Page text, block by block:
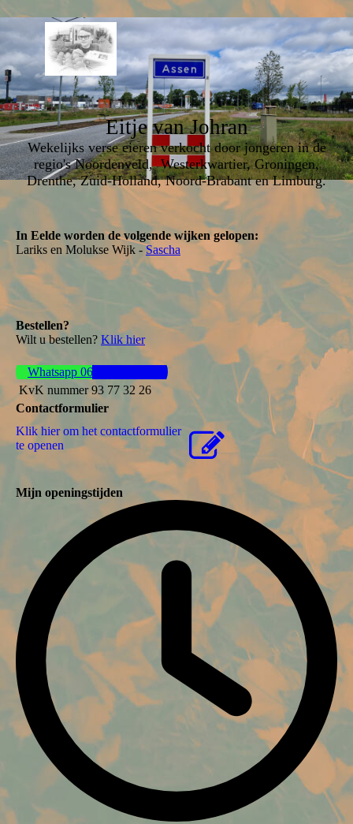
Eitje van Johran
Wekelijks verse eieren verkocht door jongeren in de
regio's Noordenveld, Westerkwartier, Groningen,
Drenthe, Zuid-Holland, Noord-Brabant en Limburg.
In Eelde worden de volgende wijken gelopen:
Lariks en Molukse Wijk -Sascha
Bestellen?
Wilt u bestellen? Klik hier
Whatsapp 06 44 57 37 61
KvK nummer 93 77 32 26
Contactformulier
Klik hier om het contactformulier
te openen
Mijn openingstijden